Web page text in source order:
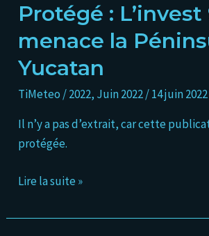
Protégé : L’invest
menace la
Yucatan
TiMeteo /2022, Juin 2022/14 juin 2022
Il n’y a pas d’extrait, car cette
protégée.
Protégé :
93L
menace
la
du
Yucatan
Lire la suite »